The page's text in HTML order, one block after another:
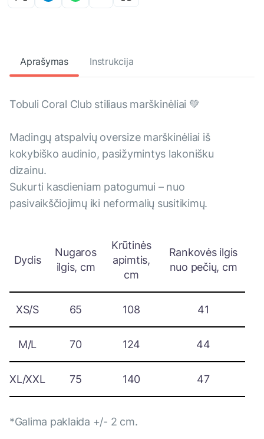
Aprašymas Instrukcija
Tobuli Coral Club stiliaus marškinėliai 💚
Madingų atspalvių oversize marškinėliai iš
kokybiško audinio, pasižymintys lakonišku
dizainu.
Sukurti kasdieniam patogumui – nuo ​​
pasivaikščiojimų iki neformalių susitikimų.
Dydis
Nugaros
ilgis, cm
Krūtinės
apimtis,
cm
Rankovės ilgis
nuo pečių, cm
XS/S 65 108 41
M/L 70 124 44
XL/XXL 75 140 47
*Galima paklaida +/- 2 cm.